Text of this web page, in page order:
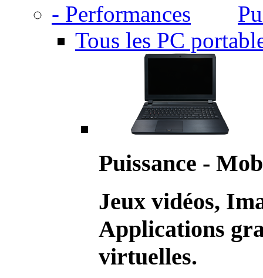
Tous les PC
Puissance -
Jeux vidéos,
Applications
virtuelles.